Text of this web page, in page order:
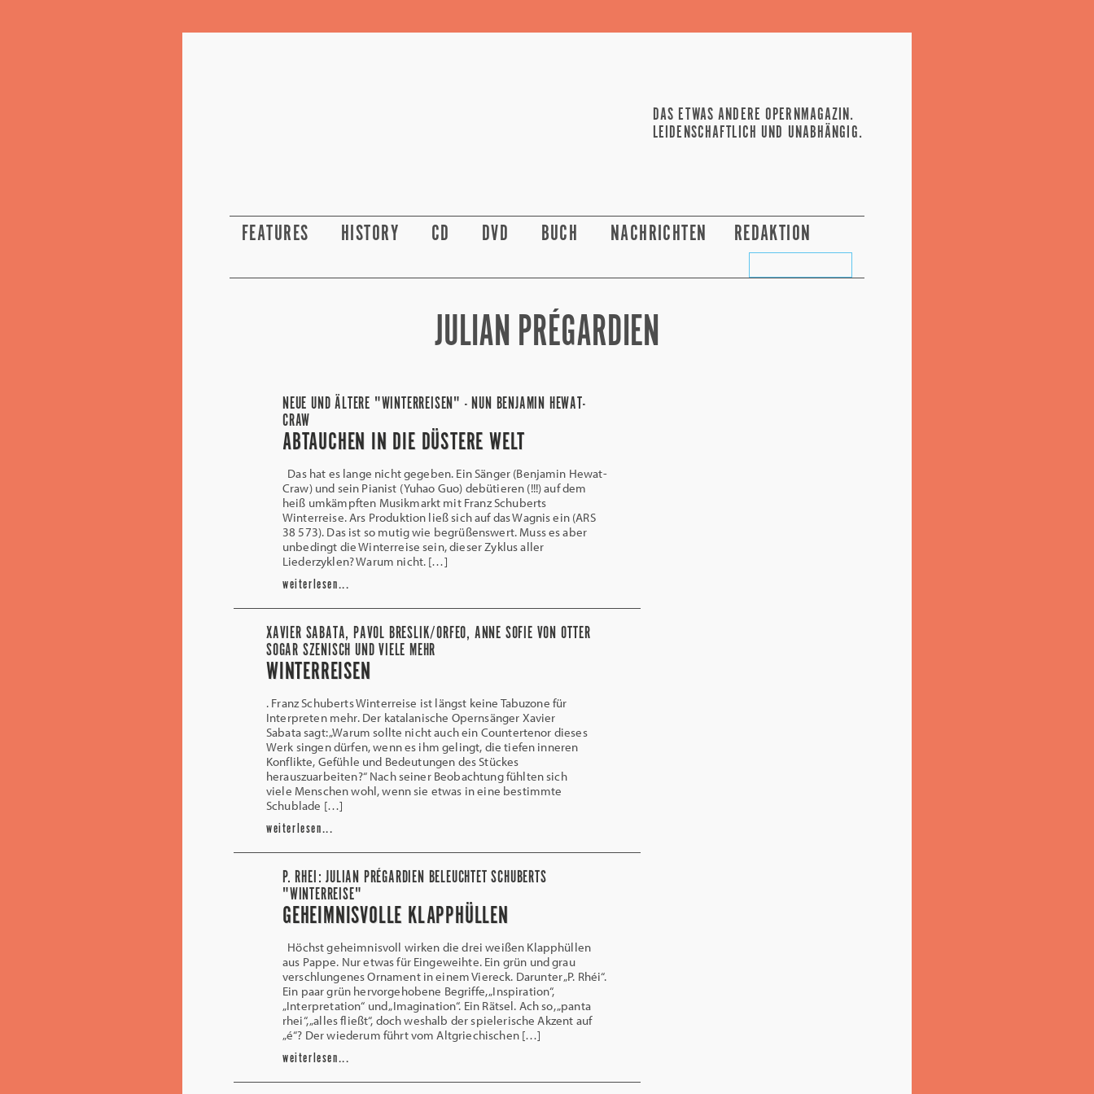
DAS ETWAS ANDERE OPERNMAGAZIN.
LEIDENSCHAFTLICH UND UNABHÄNGIG.
FEATURES HISTORY CD DVD BUCH NACHRICHTEN REDAKTION
JULIAN PRÉGARDIEN
NEUE UND ÄLTERE "WINTERREISEN" - NUN BENJAMIN HEWAT-
CRAW
ABTAUCHEN IN DIE DÜSTERE WELT
Das hat es lange nicht gegeben. Ein Sänger (Benjamin Hewat-
Craw) und sein Pianist (Yuhao Guo) debütieren (!!!) auf dem
heiß umkämpften Musikmarkt mit Franz Schuberts
Winterreise. Ars Produktion ließ sich auf das Wagnis ein (ARS
38 573). Das ist so mutig wie begrüßenswert. Muss es aber
unbedingt die Winterreise sein, dieser Zyklus aller
Liederzyklen? Warum nicht. […]
weiterlesen...
XAVIER SABATA, PAVOL BRESLIK/ORFEO, ANNE SOFIE VON OTTER
SOGAR SZENISCH UND VIELE MEHR
WINTERREISEN
. Franz Schuberts Winterreise ist längst keine Tabuzone für
Interpreten mehr. Der katalanische Opernsänger Xavier
Sabata sagt: „Warum sollte nicht auch ein Countertenor dieses
Werk singen dürfen, wenn es ihm gelingt, die tiefen inneren
Konflikte, Gefühle und Bedeutungen des Stückes
herauszuarbeiten?“ Nach seiner Beobachtung fühlten sich
viele Menschen wohl, wenn sie etwas in eine bestimmte
Schublade […]
weiterlesen...
P. RHEI: JULIAN PRÉGARDIEN BELEUCHTET SCHUBERTS
"WINTERREISE"
GEHEIMNISVOLLE KLAPPHÜLLEN
Höchst geheimnisvoll wirken die drei weißen Klapphüllen
aus Pappe. Nur etwas für Eingeweihte. Ein grün und grau
verschlungenes Ornament in einem Viereck. Darunter „P. Rhéi“.
Ein paar grün hervorgehobene Begriffe, „Inspiration“,
„Interpretation“ und „Imagination“. Ein Rätsel. Ach so, „panta
rhei“, „alles fließt“, doch weshalb der spielerische Akzent auf
„é“? Der wiederum führt vom Altgriechischen […]
weiterlesen...